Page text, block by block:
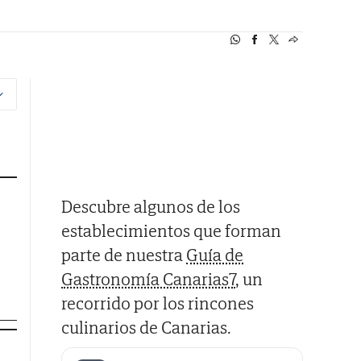
Descubre algunos de los
establecimientos que forman
parte de nuestraGuía de
Gastronomía Canarias7, un
recorrido por los rincones
culinarios de Canarias.